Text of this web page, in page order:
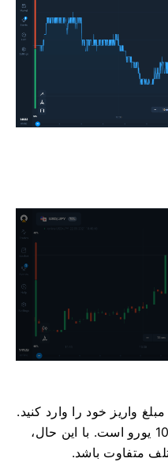
واریز خود را وارد کنید.
حداقل مبلغ واریز فقط 10 دلار/10 یورو است. با این حال،
متفاوت باشد.